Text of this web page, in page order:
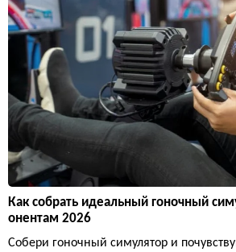
Как собрать идеальный гоночный
онентам 2026
Собери гоночный симулятор и